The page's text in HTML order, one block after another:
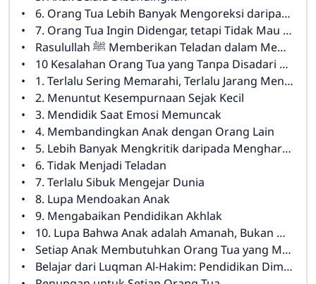
6. Orang Tua Lebih Banyak Mengoreksi daripada Mengapresiasi
7. Orang Tua Ingin Didengar, tetapi Tidak Mau Mendengar
Rasulullah ﷺ Memberikan Teladan dalam Memperlakukan Anak
10 Kesalahan Orang Tua yang Tanpa Disadari Membuat Anak Semakin Membangkang
1. Terlalu Sering Memarahi, Terlalu Jarang Mendengarkan
2. Menuntut Kesempurnaan Sejak Kecil
3. Mendidik Saat Emosi Memuncak
4. Membandingkan Anak dengan Orang Lain
5. Lebih Banyak Mengkritik daripada Menghargai
6. Tidak Menjadi Teladan
7. Terlalu Sibuk Mengejar Dunia
8. Lupa Mendoakan Anak
9. Mengabaikan Pendidikan Akhlak
10. Lupa Bahwa Anak adalah Amanah, Bukan Milik
Setiap Anak Membutuhkan Orang Tua yang Menjadi Tempat Pulang
Belajar dari Luqman Al-Hakim: Pendidikan Dimulai dari Hati